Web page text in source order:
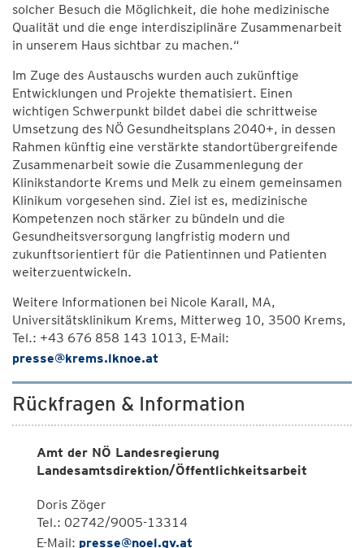
solcher Besuch die Möglichkeit, die hohe medizinische
Qualität und die enge interdisziplinäre Zusammenarbeit
in unserem Haus sichtbar zu machen.“
Im Zuge des Austauschs wurden auch zukünftige
Entwicklungen und Projekte thematisiert. Einen
wichtigen Schwerpunkt bildet dabei die schrittweise
Umsetzung des NÖ Gesundheitsplans 2040+, in dessen
Rahmen künftig eine verstärkte standortübergreifende
Zusammenarbeit sowie die Zusammenlegung der
Klinikstandorte Krems und Melk zu einem gemeinsamen
Klinikum vorgesehen sind. Ziel ist es, medizinische
Kompetenzen noch stärker zu bündeln und die
Gesundheitsversorgung langfristig modern und
zukunftsorientiert für die Patientinnen und Patienten
weiterzuentwickeln.
Weitere Informationen bei Nicole Karall, MA,
Universitätsklinikum Krems, Mitterweg 10, 3500 Krems,
Tel.: +43 676 858 143 1013, E-Mail:
presse@krems.lknoe.at
Rückfragen & Information
Amt der NÖ Landesregierung
Landesamtsdirektion/Öffentlichkeitsarbeit
Doris Zöger
Tel.: 02742/9005-13314
E-Mail: presse@noel.gv.at